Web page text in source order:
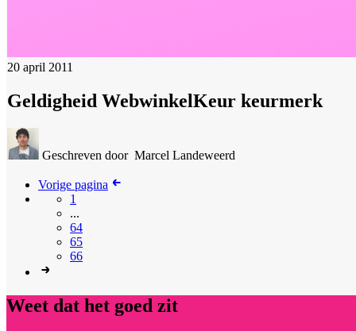
20 april 2011
Geldigheid WebwinkelKeur keurmerk
Geschreven door Marcel Landeweerd
Vorige pagina
1
...
64
65
66
Weet dat het goed zit